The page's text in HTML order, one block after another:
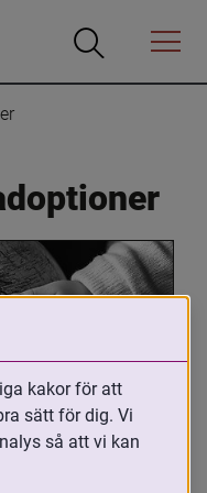
Öppna
Öppna
Menyn
med
kakor för att
sätt för dig. Vi
så att vi kan